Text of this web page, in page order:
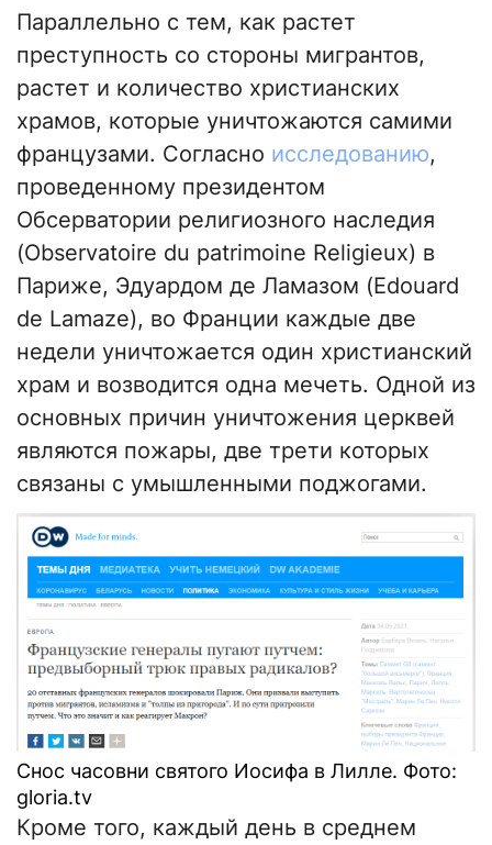
Параллельно с тем, как растет
преступность со стороны мигрантов,
растет и количество христианских
храмов, которые уничтожаются самими
французами. Согласно исследованию,
проведенному президентом
Обсерватории религиозного наследия
(Observatoire du patrimoine Religieux) в
Париже, Эдуардом де Ламазом (Edouard
de Lamaze), во Франции каждые две
недели уничтожается один христианский
храм и возводится одна мечеть. Одной из
основных причин уничтожения церквей
являются пожары, две трети которых
связаны с умышленными поджогами.
Снос часовни святого Иосифа в Лилле. Фото:
gloria.tv
Кроме того, каждый день в среднем